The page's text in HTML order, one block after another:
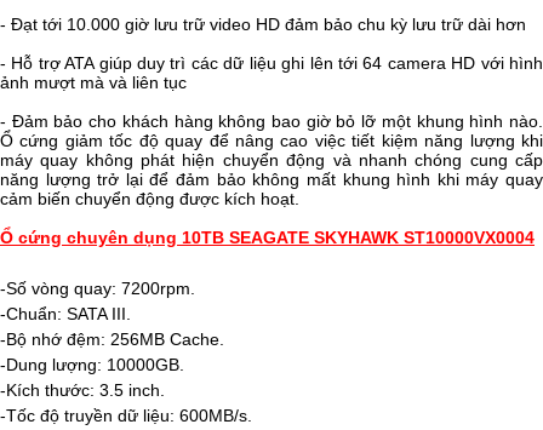
- Đạt tới 10.000 giờ lưu trữ video HD đảm bảo chu kỳ lưu trữ dài hơn
- Hỗ trợ ATA giúp duy trì các dữ liệu ghi lên tới 64 camera HD với hình
ảnh mượt mà và liên tục
- Đảm bảo cho khách hàng không bao giờ bỏ lỡ một khung hình nào.
Ổ cứng giảm tốc độ quay để nâng cao việc tiết kiệm năng lượng khi
máy quay không phát hiện chuyển động và nhanh chóng cung cấp
năng lượng trở lại để đảm bảo không mất khung hình khi máy quay
cảm biến chuyển động được kích hoạt.
Ổ cứng chuyên dụng 10TB SEAGATE SKYHAWK ST10000VX0004
-Số vòng quay: 7200rpm.
-Chuẩn: SATA III.
-Bộ nhớ đệm: 256MB Cache.
-Dung lượng: 10000GB.
-Kích thước: 3.5 inch.
-Tốc độ truyền dữ liệu: 600MB/s.